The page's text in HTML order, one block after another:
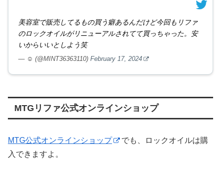
美容室で販売してるもの買う癖あるんだけど今回もリファ
のロックオイルがリニューアルされてて買っちゃった。安
いからいいとしよう笑
— ☺︎ (@MINT36363110) February 17, 2024
MTGリファ公式オンラインショップ
MTG公式オンラインショップ
でも、ロックオイルは購
入できますよ。